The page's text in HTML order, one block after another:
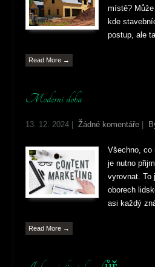
místě?
kde
postup, ale
Read More →
Moderní doba
13. 12. 2024 |Žádné komentáře
Všechno, co
je nutno
vyrovnat. To
oborech
asi každý
Read More →